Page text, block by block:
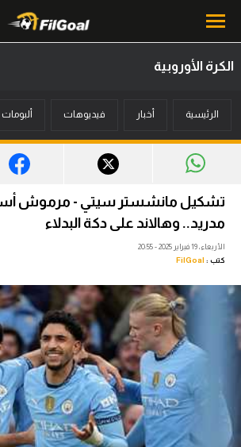
أخبار
ميركاتو
فانتازي في الجول
مسابقة التوقعات
فيديوهات
عدسات
آراء حرة
ركن الألعاب
الكرة الأوروبية
الرئيسية أخبار فيديوهات ألبومات
تشكيل مانشستر سيتي - مرموش
مدريد.. وهالاند على دكة البدلاء
الأربعاء، 19 فبراير 2025 - 20:55
كتب : FilGoal